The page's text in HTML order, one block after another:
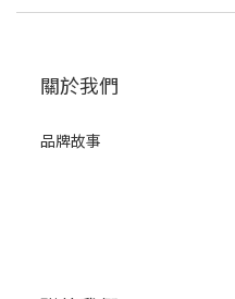
關於我們
品牌故事